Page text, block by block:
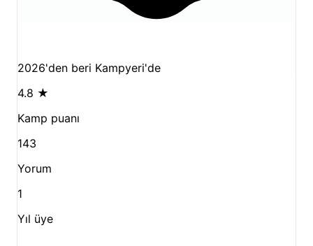
2026'den beri Kampyeri'de
4.8 ★
Kamp puanı
143
Yorum
1
Yıl üye